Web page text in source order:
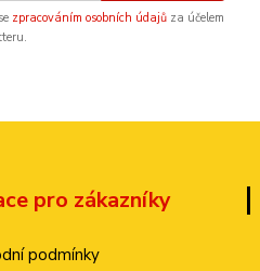
zpracováním osobních údajů za účelem
pro zákazníky
podmínky